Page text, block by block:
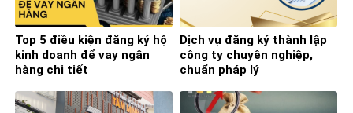
Top 5 điều kiện đăng ký hộ
kinh doanh để vay ngân
hàng chi tiết
Dịch vụ đăng ký thành lập
công ty chuyên nghiệp,
chuẩn pháp lý